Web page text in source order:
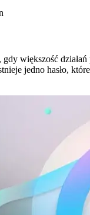
większość działań
jedno hasło,